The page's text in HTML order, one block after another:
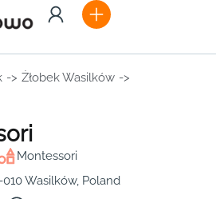
-> Żłobek Wasilków ->
Montessori
010 Wasilków, Poland